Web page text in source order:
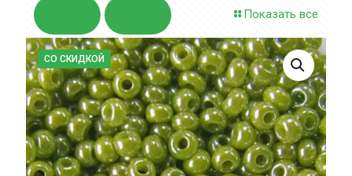
Показать все
СО СКИДКОЙ